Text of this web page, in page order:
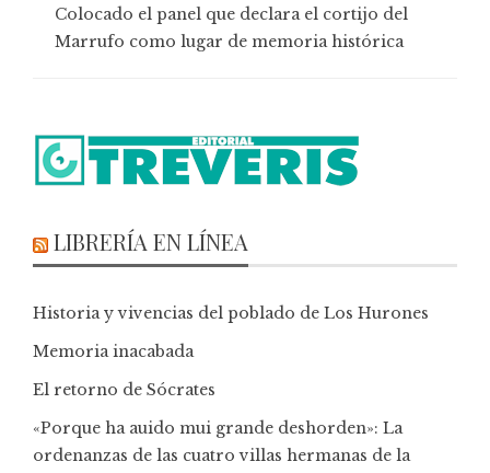
Colocado el panel que declara el cortijo del
Marrufo como lugar de memoria histórica
LIBRERÍA EN LÍNEA
Historia y vivencias del poblado de Los Hurones
Memoria inacabada
El retorno de Sócrates
«Porque ha auido mui grande deshorden»: La
ordenanzas de las cuatro villas hermanas de la